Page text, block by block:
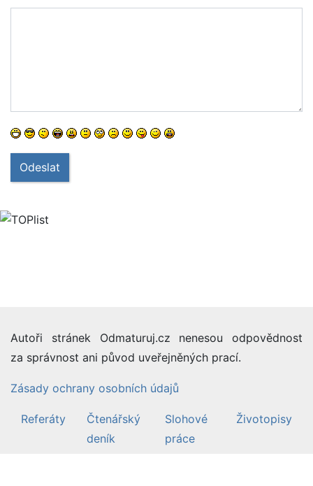
Odeslat
Autoři stránek Odmaturuj.cz nenesou odpovědnost
za správnost ani původ uveřejněných prací.
Zásady ochrany osobních údajů
Referáty
Čtenářský
deník
Slohové
práce
Životopisy